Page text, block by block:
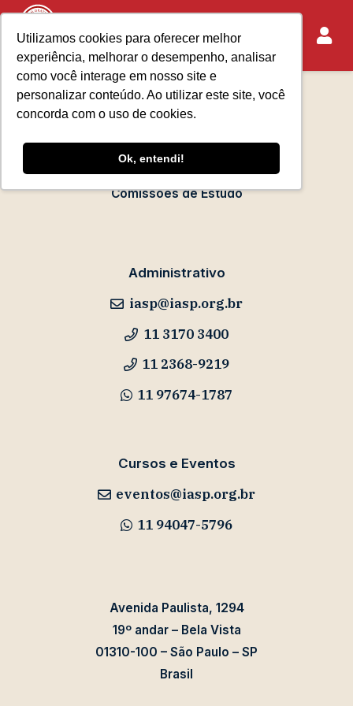
Utilizamos cookies para oferecer melhor
experiência, melhorar o desempenho, analisar
como você interage em nosso site e
personalizar conteúdo. Ao utilizar este site, você
concorda com o uso de cookies.
Ok, entendi!
Sobre o IASP
Requisitos de Associação
Escola Paulista de Advocacia
Acontece no IASP
Eventos
Comissões de Estudo
Administrativo
iasp@iasp.org.br
11 3170 3400
11 2368-9219
11 97674-1787
Cursos e Eventos
eventos@iasp.org.br
11 94047-5796
Avenida Paulista, 1294
19º andar – Bela Vista
01310-100 – São Paulo – SP
Brasil